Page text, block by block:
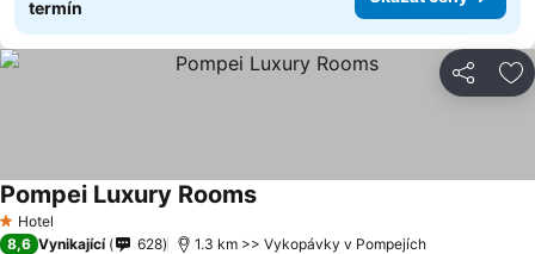
termín
Sdílet
1 Počet hvězdiček
Hotel
Pompei Luxury Rooms
8,6 Vynikající 628 1.3 km >> Vykopávky v Pompejích